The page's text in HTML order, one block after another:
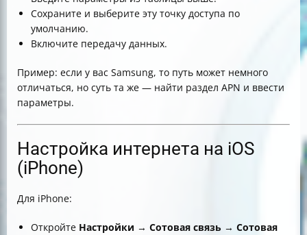
Сохраните и выберите эту точку доступа по
умолчанию.
Включите передачу данных.
Пример: если у вас Samsung, то путь может немного
отличаться, но суть та же — найти раздел APN и ввести
параметры.
Настройка интернета на iOS
(iPhone)
Для iPhone:
Откройте Настройки → Сотовая связь → Сотовая